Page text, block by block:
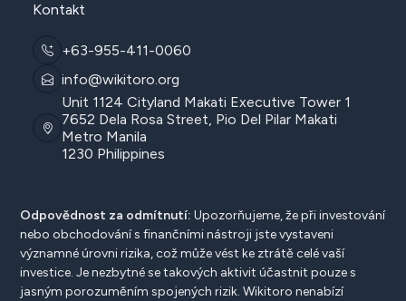
Kontakt
+63-955-411-0060
info@wikitoro.org
Unit 1124 Cityland Makati Executive Tower 1
7652 Dela Rosa Street, Pio Del Pilar Makati
Metro Manila
1230 Philippines
Odpovědnost za odmítnutí: Upozorňujeme, že při investování
nebo obchodování s finančními nástroji jste vystaveni
významné úrovni rizika, což může vést ke ztrátě celé vaší
investice. Je nezbytné se takových aktivit účastnit pouze s
jasným porozuměním spojených rizik. Wikitoro nenabízí